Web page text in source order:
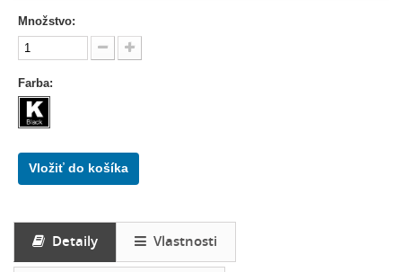
Množstvo:
Farba:
Vložiť do košíka
Detaily Vlastnosti